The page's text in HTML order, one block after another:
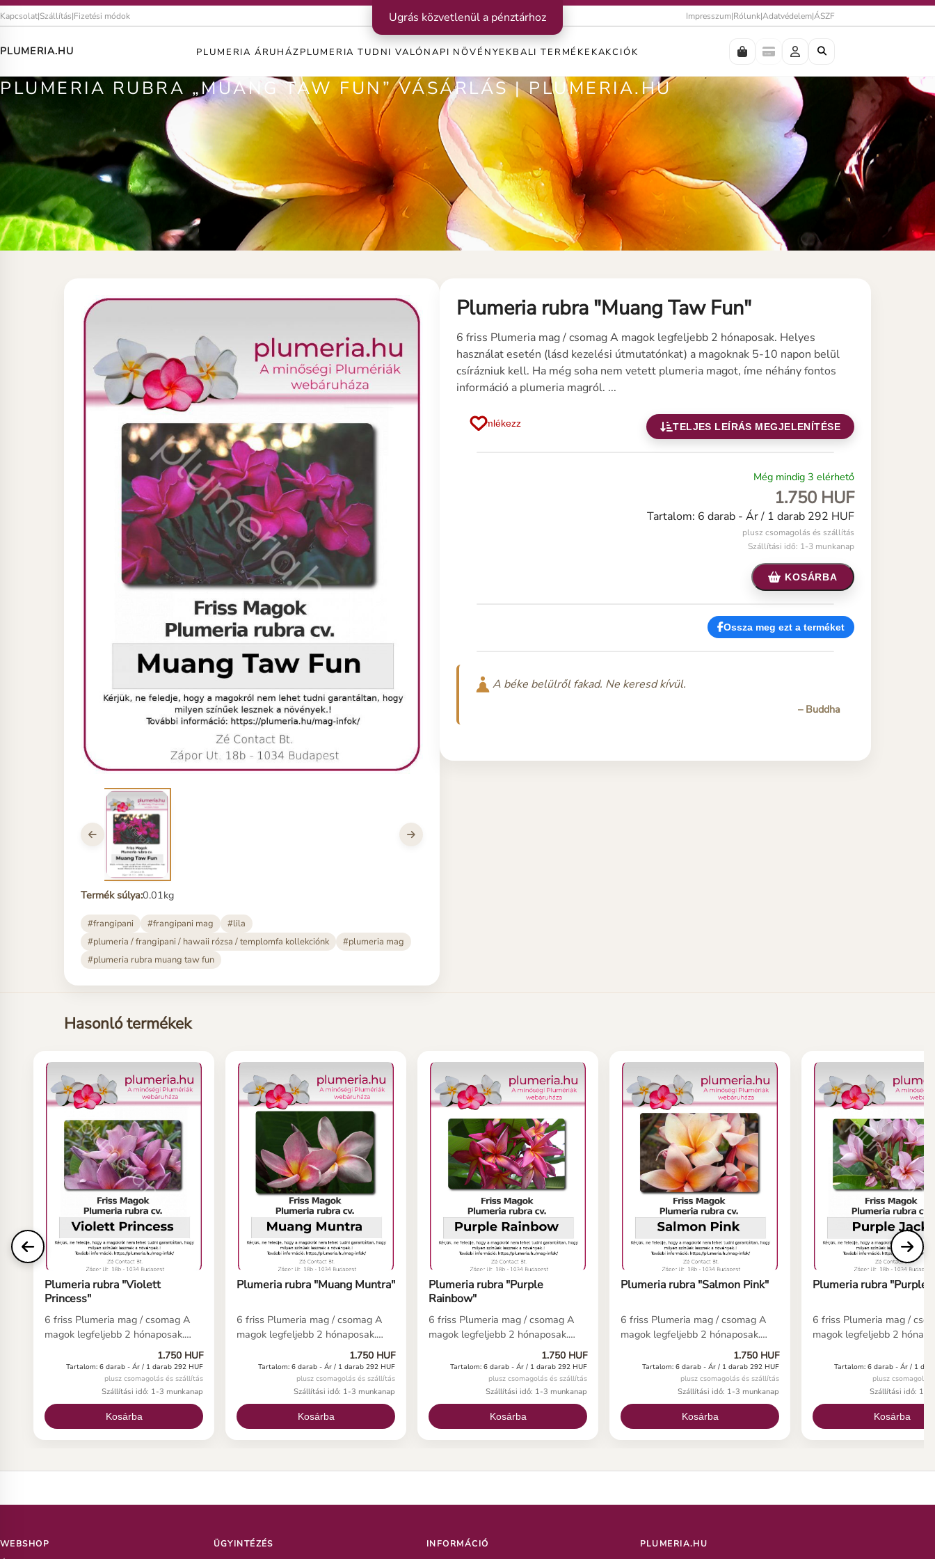
Kapcsolat|Szállítás|Fizetési módok Impresszum|Rólunk|Adatvédelem|ÁSZF
PLUMERIA.HU PLUMERIA ÁRUHÁZPLUMERIA TUDNI VALÓNAPI NÖVÉNYEKBALI TERMÉKEKAKCIÓK
PLUMERIA RUBRA „MUANG TAW FUN” VÁSÁRLÁS | PLUMERIA.HU
Termék súlya:0.01kg
#frangipani #frangipani mag
#lila
#plumeria / frangipani / hawaii rózsa / templomfa kollekciónk
#plumeria mag
#plumeria rubra muang taw fun
Plumeria rubra "Muang Taw Fun"
6 friss Plumeria mag / csomag A magok legfeljebb 2 hónaposak. Helyes
használat esetén (lásd kezelési útmutatónkat) a magoknak 5-10 napon belül
csírázniuk kell. Ha még soha nem vetett plumeria magot, íme néhány fontos
információ a plumeria magról. ...
Emlékezz TELJES LEÍRÁS MEGJELENÍTÉSE
Még mindig 3 elérhető
1.750 HUF
Tartalom: 6 darab - Ár / 1 darab 292 HUF
plusz csomagolás és szállítás
Szállítási idő: 1-3 munkanap
KOSÁRBA
Ossza meg ezt a terméket
A béke belülről fakad. Ne keresd kívül.
– Buddha
Hasonló termékek
Plumeria rubra "Violett
Princess"
6 friss Plumeria mag / csomag A
magok legfeljebb 2 hónaposak.
Helyes használat esetén (lásd
kezelési útmutatónkat) a
magoknak 5-10 napon belül
csírázniuk kell. Ha még soha nem
vetett plumeria magot, íme néhány
fontos információ a plumeria
1.750 HUF
Tartalom: 6 darab - Ár / 1 darab 292 HUF
plusz csomagolás és szállítás
Szállítási idő: 1-3 munkanap
Kosárba
Plumeria rubra "Muang Muntra"
6 friss Plumeria mag / csomag A
magok legfeljebb 2 hónaposak.
Helyes használat esetén (lásd
kezelési útmutatónkat) a
magoknak 5-10 napon belül
csírázniuk kell. Ha még soha nem
vetett plumeria magot, íme néhány
fontos információ a plumeria
1.750 HUF
Tartalom: 6 darab - Ár / 1 darab 292 HUF
plusz csomagolás és szállítás
Szállítási idő: 1-3 munkanap
Kosárba
Plumeria rubra "Purple
Rainbow"
6 friss Plumeria mag / csomag A
magok legfeljebb 2 hónaposak.
Helyes használat esetén (lásd
kezelési útmutatónkat) a
magoknak 5-10 napon belül
csírázniuk kell. Ha még soha nem
vetett plumeria magot, íme néhány
fontos információ a plumeria
1.750 HUF
Tartalom: 6 darab - Ár / 1 darab 292 HUF
plusz csomagolás és szállítás
Szállítási idő: 1-3 munkanap
Kosárba
Plumeria rubra "Salmon Pink"
6 friss Plumeria mag / csomag A
magok legfeljebb 2 hónaposak.
Helyes használat esetén (lásd
kezelési útmutatónkat) a
magoknak 5-10 napon belül
csírázniuk kell. Ha még soha nem
vetett plumeria magot, íme néhány
fontos információ a plumeria
1.750 HUF
Tartalom: 6 darab - Ár / 1 darab 292 HUF
plusz csomagolás és szállítás
Szállítási idő: 1-3 munkanap
Kosárba
Plumeria rubra "Purple
6 friss Plumeria mag /
magok legfeljebb 2
kezelési útmutatónkat) a
magoknak 5-10 napon
csírázniuk kell. Ha még
vetett plumeria magot,
fontos információ a
Tartalom: 6 darab - Ár / 1
plusz csomagolás
Szállítási idő: 1-3
Kosárba
WEBSHOP ÜGYINTÉZÉS INFORMÁCIÓ PLUMERIA.HU
Ugrás közvetlenül a pénztárhoz